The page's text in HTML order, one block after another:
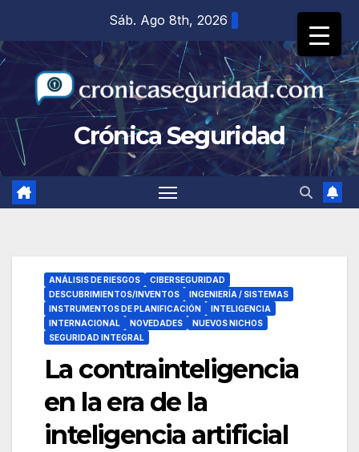
contenido
Sáb. Ago 8th, 2026
Crónica Seguridad
ANÁLISIS DE RIESGOS
CIBERSEGURIDAD
DESCUBRIMIENTOS/INVENTOS
INGENIERÍA / SISTEMAS
INSTRUMENTOS DE PLANIFICACIÓN
INTELIGENCIA
INTERNACIONAL
NOVEDADES
NUEVOS NICHOS
SEGURIDAD INTEGRAL
La contrainteligencia
en la era de la
inteligencia artificial